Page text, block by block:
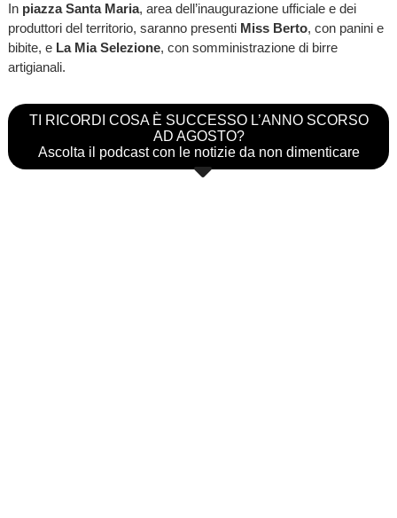
In piazza Santa Maria, area dell’inaugurazione ufficiale e dei
produttori del territorio, saranno presenti Miss Berto, con panini e
bibite, e La Mia Selezione, con somministrazione di birre
artigianali.
TI RICORDI COSA È SUCCESSO L’ANNO SCORSO
AD AGOSTO?
Ascolta il podcast con le notizie da non dimenticare